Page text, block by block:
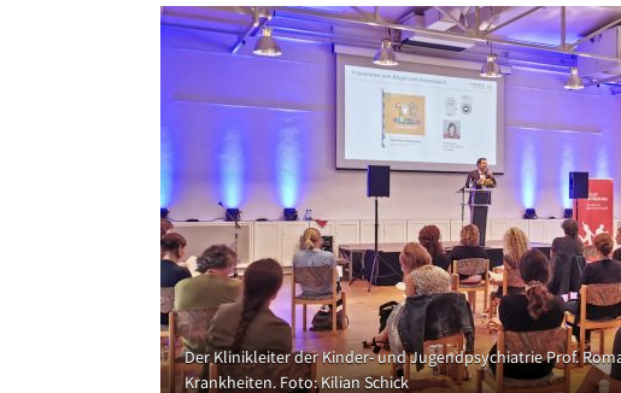
Der Klinikleiter der Kinder- und Jugendpsychiatrie Prof.
Krankheiten. Foto: Kilian Schick